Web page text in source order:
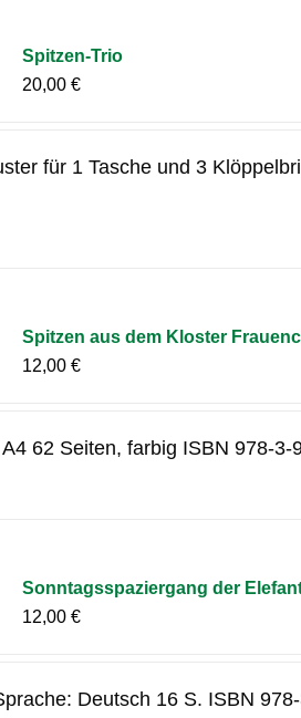
Spitzen-Trio
20,00€
für 1 Tasche und 3
Spitzen aus dem Kloster
12,00€
62 Seiten, farbig ISBN 978-3-
Sonntagsspaziergang der
12,00€
Deutsch 16 S. ISBN